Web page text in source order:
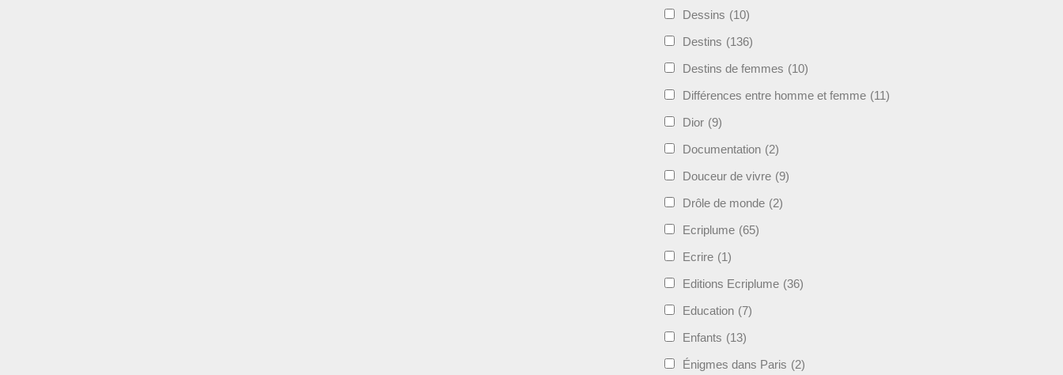
Dessins (10)
Destins (136)
Destins de femmes (10)
Différences entre homme et femme (11)
Dior (9)
Documentation (2)
Douceur de vivre (9)
Drôle de monde (2)
Ecriplume (65)
Ecrire (1)
Editions Ecriplume (36)
Education (7)
Enfants (13)
Énigmes dans Paris (2)